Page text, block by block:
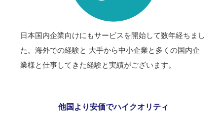
日本国内企業向けにもサービスを開始して数年経ちまし
た。海外での経験と 大手から中小企業と多くの国内企
業様と仕事してきた経験と実績がございます。
他国より安価でハイクオリティ